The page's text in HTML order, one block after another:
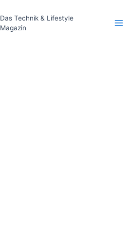
Das Technik & Lifestyle
Magazin